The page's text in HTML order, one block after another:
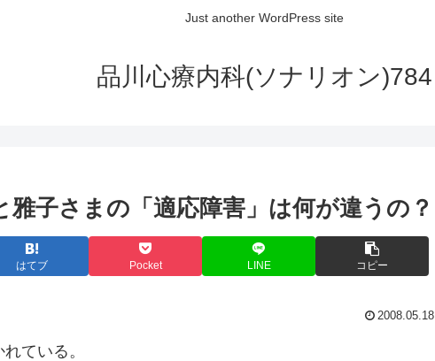
Just another WordPress site
品川心療内科(ソナリオン)784
雅子さまの「適応障害」は何が違うの？
はてブ Pocket LINE コピー
2008.05.18
ている。